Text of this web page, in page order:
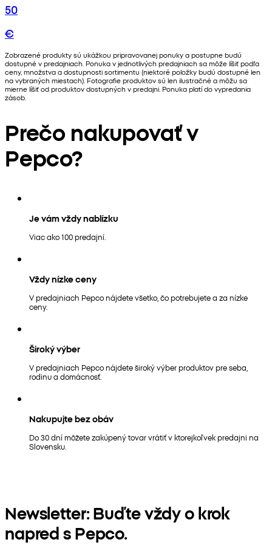
50
€
Zobrazené produkty sú ukážkou pripravovanej ponuky a postupne budú
dostupné v predajniach. Ponuka v jednotlivých predajniach sa môže líšiť podľa
ceny, množstva a dostupnosti sortimentu (niektoré položky budú dostupné len
na vybraných miestach). Fotografie produktov sú len ilustračné a môžu sa
mierne líšiť od produktov dostupných v predajni. Ponuka platí do vypredania
zásob.
Prečo nakupovať v
Pepco?
Je vám vždy nablízku
Viac ako 100 predajní.
Vždy nízke ceny
V predajniach Pepco nájdete všetko, čo potrebujete a za nízke
ceny.
Široký výber
V predajniach Pepco nájdete široký výber produktov pre seba,
rodinu a domácnosť.
Nakupujte bez obáv
Do 30 dní môžete zakúpený tovar vrátiť v ktorejkoľvek predajni na
Slovensku.
Newsletter: Buďte vždy o krok
napred s Pepco.